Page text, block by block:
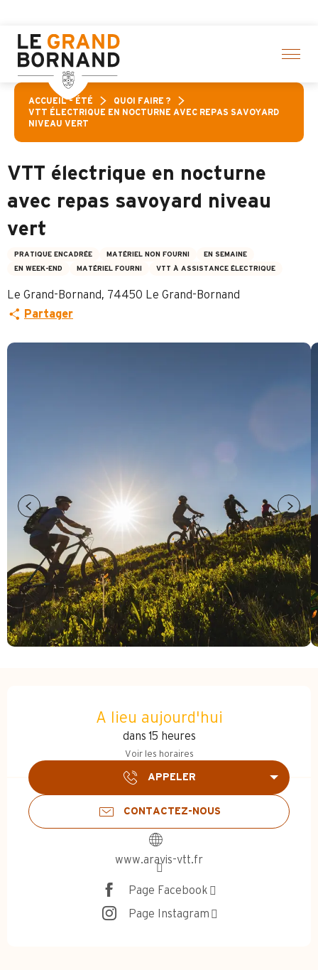
contenu
principal
ACCUEIL – ÉTÉ
QUOI FAIRE ?
VTT ÉLECTRIQUE EN NOCTURNE AVEC REPAS SAVOYARD
NIVEAU VERT
VTT électrique en nocturne
avec repas savoyard niveau
vert
PRATIQUE ENCADRÉE MATÉRIEL NON FOURNI
EN SEMAINE
EN WEEK-END
MATÉRIEL FOURNI VTT À ASSISTANCE ÉLECTRIQUE
Le Grand-Bornand, 74450 Le Grand-Bornand
Partager
A lieu aujourd'hui
dans 15 heures
Voir les horaires
APPELER
CONTACTEZ-NOUS
www.aravis-vtt.fr
Page Facebook
Page Instagram